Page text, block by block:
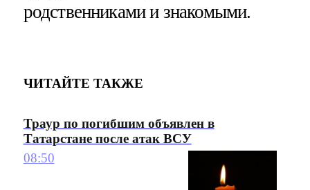
родственниками и знакомыми.
ЧИТАЙТЕ ТАКЖЕ
Траур по погибшим объявлен в
Татарстане после атак ВСУ
08:50